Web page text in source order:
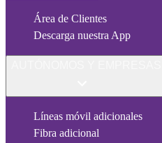
Área de Clientes
Descarga nuestra App
Líneas móvil adicionales
Fibra adicional